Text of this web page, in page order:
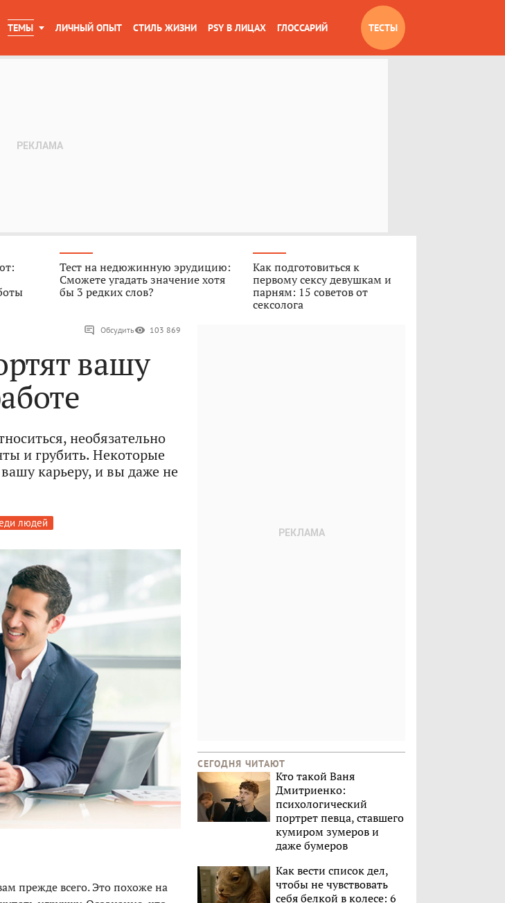
ТЕМЫ ЛИЧНЫЙ ОПЫТ СТИЛЬ ЖИЗНИ PSY В ЛИЦАХ ГЛОССАРИЙ ТЕСТЫ
Тест на недюжинную эрудицию:
Сможете угадать значение хотя
бы 3 редких слов?
Как подготовиться к
первому сексу девушкам и
парням: 15 советов от
сексолога
Обсудить 103 869
вашу
необязательно
и грубить. Некоторые
карьеру, и вы даже не
людей
прежде всего. Это похоже на
СЕГОДНЯ ЧИТАЮТ
Кто такой Ваня
Дмитриенко:
психологический
портрет певца, ставшего
кумиром зумеров и
даже бумеров
Как вести список дел,
чтобы не чувствовать
себя белкой в колесе: 6